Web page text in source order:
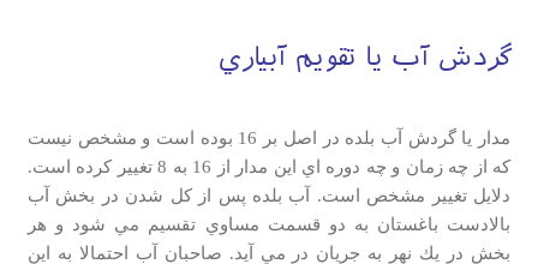
گردش آب يا تقويم آبياري
مدار يا گردش آب بلده در اصل بر 16 بوده است و مشخص نيست
كه از چه زمان و چه دوره اي اين مدار از 16 به 8 تغيير كرده است.
دلايل تغيير مشخص است. آب بلده پس از كل شدن در بخش آب
بالادست باغستان به دو قسمت مساوي تقسيم مي شود و هر
بخش در يك نهر به جريان در مي آيد. صاحبان آب احتمالا به اين